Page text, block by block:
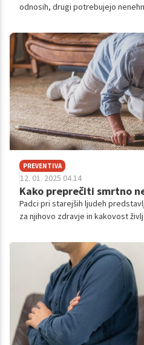
odnosih, drugi potrebujejo
PREVENTIVA
12. 01. 2025 04.14
Kako preprečiti smrtno
Padci pri starejših ljudeh
za njihovo zdravje in kakovost
poškodb pri starejših, prav tako
invalidnosti, izgubo
resnosti tega problema je veliko
preprostimi prilagoditvami in